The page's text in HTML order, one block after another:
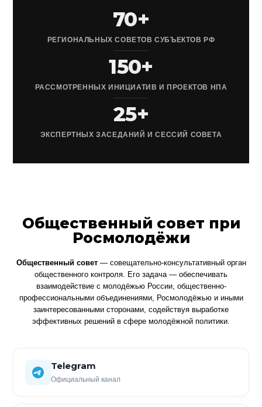
70+
РЕГИОНАЛЬНЫХ СОВЕТОВ СУБЪЕКТОВ РФ
150+
РАССМОТРЕННЫХ ИНИЦИАТИВ И ПРОЕКТОВ НПА
25+
ЭКСПЕРТНЫХ ЗАСЕДАНИЙ И СЕССИЙ СОВЕТА
Общественный совет при
Росмолодёжи
Общественный совет— совещательно-консультативный орган
общественного контроля. Его задача — обеспечивать
взаимодействие с молодёжью России, общественно-
профессиональными объединениями, Росмолодёжью и иными
заинтересованными сторонами, содействуя выработке
эффективных решений в сфере молодёжной политики.
Telegram
Официальный канал